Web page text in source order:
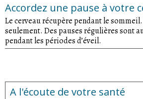
Accordez une pause à votre
Le cerveau récupère pendant le
seulement. Des pauses régulières sont
pendant les périodes d’éveil.
A l'écoute de votre santé